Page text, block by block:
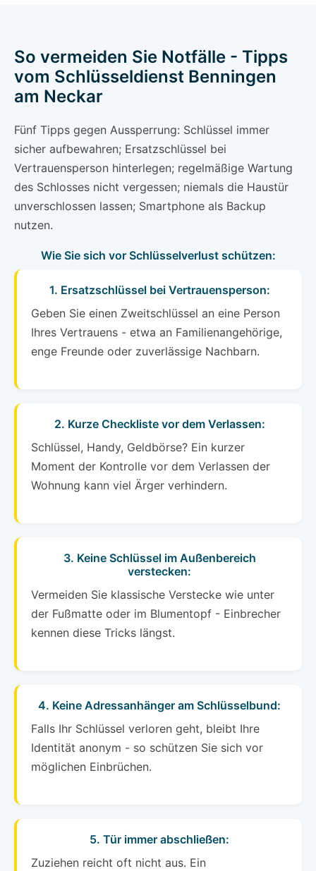
So vermeiden Sie Notfälle - Tipps
vom Schlüsseldienst Benningen
am Neckar
Fünf Tipps gegen Aussperrung: Schlüssel immer
sicher aufbewahren; Ersatzschlüssel bei
Vertrauensperson hinterlegen; regelmäßige Wartung
des Schlosses nicht vergessen; niemals die Haustür
unverschlossen lassen; Smartphone als Backup
nutzen.
Wie Sie sich vor Schlüsselverlust schützen:
1. Ersatzschlüssel bei Vertrauensperson:
Geben Sie einen Zweitschlüssel an eine Person
Ihres Vertrauens - etwa an Familienangehörige,
enge Freunde oder zuverlässige Nachbarn.
2. Kurze Checkliste vor dem Verlassen:
Schlüssel, Handy, Geldbörse? Ein kurzer
Moment der Kontrolle vor dem Verlassen der
Wohnung kann viel Ärger verhindern.
3. Keine Schlüssel im Außenbereich
verstecken:
Vermeiden Sie klassische Verstecke wie unter
der Fußmatte oder im Blumentopf - Einbrecher
kennen diese Tricks längst.
4. Keine Adressanhänger am Schlüsselbund:
Falls Ihr Schlüssel verloren geht, bleibt Ihre
Identität anonym - so schützen Sie sich vor
möglichen Einbrüchen.
5. Tür immer abschließen:
Zuziehen reicht oft nicht aus. Ein